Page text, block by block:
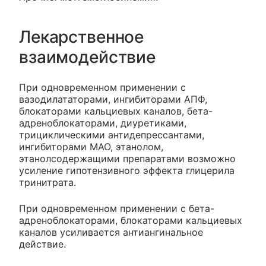
Лекарственное
взаимодействие
При одновременном применении с
вазодилататорами, ингибиторами АПФ,
блокаторами кальциевых каналов, бета-
адреноблокаторами, диуретиками,
трициклическими антидепрессантами,
ингибиторами МАО, этанолом,
этанолсодержащими препаратами возможно
усиление гипотензивного эффекта глицерила
тринитрата.
При одновременном применении с бета-
адреноблокаторами, блокаторами кальциевых
каналов усиливается антиангинальное
действие.